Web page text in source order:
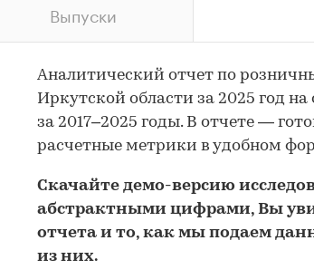
Выпуски
Аналитический отчет по
Иркутской области за 2025 год
за 2017–2025 годы. В отчете —
расчетные метрики в удобном
Скачайте демо-версию
абстрактными цифрами, Вы
отчета и то, как мы подаем
из них.